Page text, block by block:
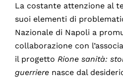
La costante attenzione al
suoi elementi di
Nazionale di Napoli a
collaborazione con
il progetto Rione sanità:
guerrierenasce dal